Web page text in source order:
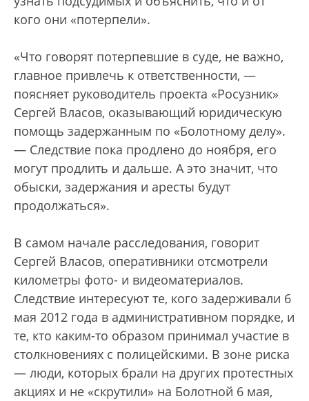
кого они «потерпели».
«Что говорят потерпевшие в суде, не важно,
главное привлечь к ответственности, —
поясняет руководитель проекта «Росузник»
Сергей Власов, оказывающий юридическую
помощь задержанным по «Болотному делу».
— Следствие пока продлено до ноября, его
могут продлить и дальше. А это значит, что
обыски, задержания и аресты будут
продолжаться».
В самом начале расследования, говорит
Сергей Власов, оперативники отсмотрели
километры фото- и видеоматериалов.
Следствие интересуют те, кого задерживали 6
мая 2012 года в административном порядке, и
те, кто каким-то образом принимал участие в
столкновениях с полицейскими. В зоне риска
— люди, которых брали на других протестных
акциях и не «скрутили» на Болотной 6 мая,